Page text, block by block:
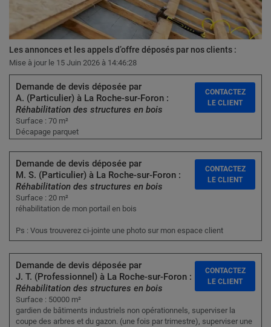
Les annonces et les appels d’offre déposés par nos clients :
Mise à jour le 15 Juin 2026 à 14:46:28
Demande de devis déposée par
A. (Particulier) à La Roche-sur-Foron :
Réhabilitation des structures en bois
Surface : 70 m²
Décapage parquet
CONTACTEZ
LE CLIENT
Demande de devis déposée par
M. S. (Particulier) à La Roche-sur-Foron :
Réhabilitation des structures en bois
Surface : 20 m²
réhabilitation de mon portail en bois
Ps : Vous trouverez ci-jointe une photo sur mon espace client
CONTACTEZ
LE CLIENT
Demande de devis déposée par
J. T. (Professionnel) à La Roche-sur-Foron :
Réhabilitation des structures en bois
Surface : 50000 m²
gardien de bâtiments industriels non opérationnels, superviser la
coupe des arbres et du gazon. (une fois par trimestre), superviser une
CONTACTEZ
LE CLIENT